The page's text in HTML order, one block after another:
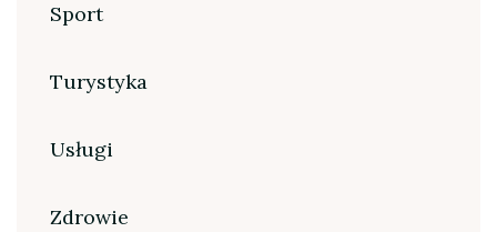
Sport
Turystyka
Usługi
Zdrowie